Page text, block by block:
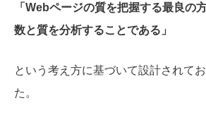
「Webページの質を把握する最良の
数と質を分析することである」
という考え方に基づいて設計されて
た。